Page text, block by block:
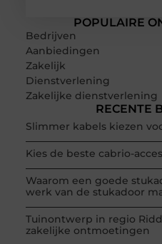
POPULAIRE
Bedrijven
Aanbiedingen
Zakelijk
Dienstverlening
Zakelijke dienstverlening
RECENTE
Slimmer kabels kiezen
Kies de beste cabrio-
Waarom een goede
werk van de stukadoor
Tuinontwerp in regio
zakelijke ontmoetingen